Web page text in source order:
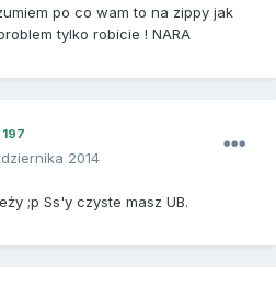
po co wam to na zippy jak
tylko robicie ! NARA
197
2014
;p Ss'y czyste masz UB.